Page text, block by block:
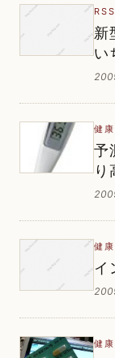
RSS
新
い
健康
予
り
健康
イ
健康